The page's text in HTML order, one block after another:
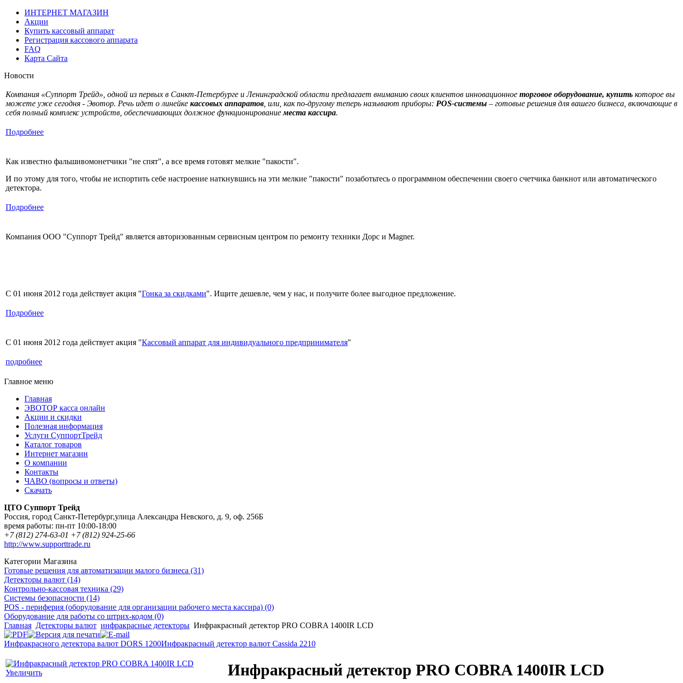
ИНТЕРНЕТ МАГАЗИН
Акции
Купить кассовый аппарат
Регистрация кассового аппарата
FAQ
Карта Сайта
Новости
Компания «Суппорт Трейд», одной из первых в Санкт-Петербурге и Ленинградской области предлагает вниманию своих клиентов инновационное торговое оборудование, купить которое вы
можете уже сегодня - Эвотор. Речь идет о линейке кассовых аппаратов , или, как по-другому теперь называют приборы: POS-системы – готовые решения для вашего бизнеса, включающие в
себя полный комплекс устройств, обеспечивающих должное функционированиеместа кассира.
Подробнее
Как известно фальшивомонетчики "не спят", а все время готовят мелкие "пакости".
И по этому для того, чтобы не испортить себе настроение наткнувшись на эти мелкие "пакости" позаботьтесь о программном обеспечении своего счетчика банкнот или автоматического
детектора.
Подробнее
Компания ООО "Суппорт Трейд" является авторизованным сервисным центром по ремонту техники Дорс и Magner.
С 01 июня 2012 года действует акция "Гонка за скидками". Ищите дешевле, чем у нас, и получите более выгодное предложение.
Подробнее
С 01 июня 2012 года действует акция "Кассовый аппарат для индивидуального предпринимателя"
подробнее
Главное меню
Главная
ЭВОТОР касса онлайн
Акции и скидки
Полезная информация
Услуги СуппортТрейд
Каталог товаров
Интернет магазин
О компании
Контакты
ЧАВО (вопросы и ответы)
Скачать
ЦТО Суппорт Трейд
Россия, город Санкт-Петербург,улица Александра Невского, д. 9, оф. 256Б
время работы: пн-пт 10:00-18:00
+7 (812) 274-63-01 +7 (812) 924-25-66
http://www.supporttrade.ru
Категории Магазина
Готовые решения для автоматизации малого бизнеса (31)
Детекторы валют (14)
Контрольно-кассовая техника (29)
Системы безопасности (14)
POS - периферия (оборудование для организации рабочего места кассира) (0)
Оборудование для работы со штрих-кодом (0)
Главная Детекторы валют инфракрасные детекторы Инфракрасный детектор PRO COBRA 1400IR LCD
Инфракрасного детектора валют DORS 1200Инфракрасный детектор валют Cassida 2210
Увеличить Инфракрасный детектор PRO COBRA 1400IR LCD